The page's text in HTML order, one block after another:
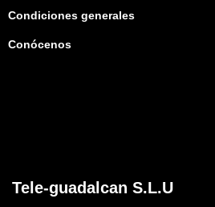
Condiciones generales
Conócenos
Tele-guadalcan S.L.U